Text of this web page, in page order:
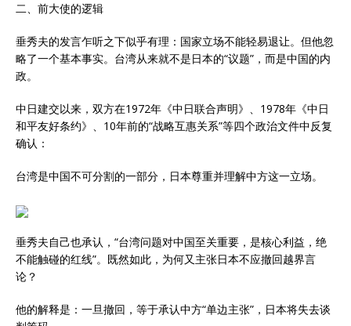
二、前大使的逻辑
垂秀夫的发言乍听之下似乎有理：国家立场不能轻易退让。但他忽
略了一个基本事实。台湾从来就不是日本的“议题”，而是中国的内
政。
中日建交以来，双方在1972年《中日联合声明》、1978年《中日
和平友好条约》、10年前的“战略互惠关系”等四个政治文件中反复
确认：
台湾是中国不可分割的一部分，日本尊重并理解中方这一立场。
垂秀夫自己也承认，“台湾问题对中国至关重要，是核心利益，绝
不能触碰的红线”。既然如此，为何又主张日本不应撤回越界言
论？
他的解释是：一旦撤回，等于承认中方“单边主张”，日本将失去谈